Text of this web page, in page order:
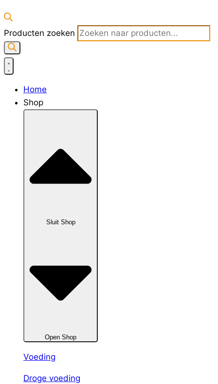
Producten zoeken
Home
Shop
Sluit Shop
Open Shop
Voeding
Droge voeding